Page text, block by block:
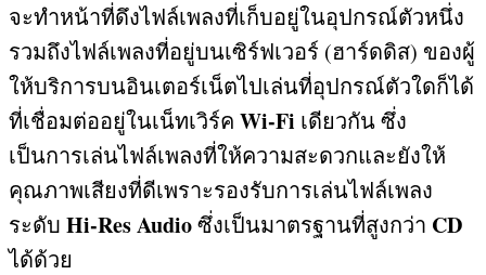
จะทำหน้าที่ดึงไฟล์เพลงที่เก็บอยู่ในอุปกรณ์ตัวหนึ่ง
รวมถึงไฟล์เพลงที่อยู่บนเซิร์ฟเวอร์ (ฮาร์ดดิส) ของผู้
ให้บริการบนอินเตอร์เน็ตไปเล่นที่อุปกรณ์ตัวใดก็ได้
ที่เชื่อมต่ออยู่ในเน็ทเวิร์ค Wi-Fi เดียวกัน ซึ่ง
เป็นการเล่นไฟล์เพลงที่ให้ความสะดวกและยังให้
คุณภาพเสียงที่ดีเพราะรองรับการเล่นไฟล์เพลง
ระดับ Hi-Res Audioซึ่งเป็นมาตรฐานที่สูงกว่า CD
ได้ด้วย